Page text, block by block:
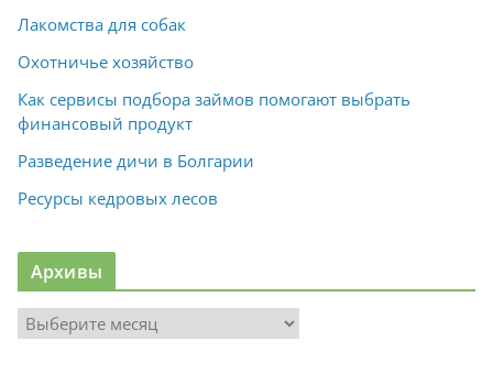
Лакомства для собак
Охотничье хозяйство
Как сервисы подбора займов помогают выбрать
финансовый продукт
Разведение дичи в Болгарии
Ресурсы кедровых лесов
Архивы